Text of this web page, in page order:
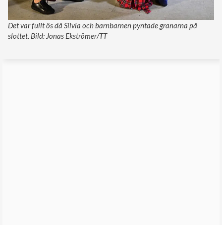
Det var fullt ös då Silvia och barnbarnen pyntade granarna på
slottet. Bild: Jonas Ekströmer/TT